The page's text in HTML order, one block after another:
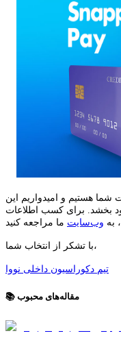
شما هستیم و امیدواریم این
بخشد. برای کسب اطلاعات
به وب‌سایت
با تشکر از انتخاب شما،
تیم دکوراسیون داخلی نووا
📚 مقاله‌های محبوب